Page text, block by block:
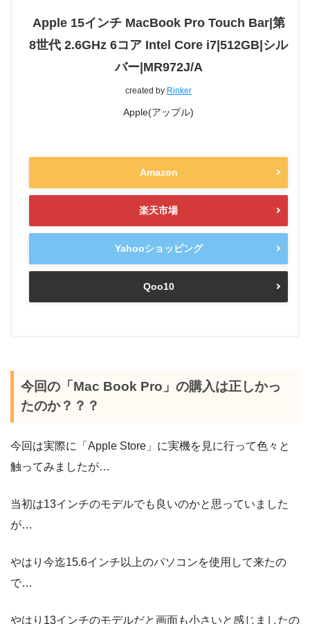
Apple 15インチ MacBook Pro Touch Bar|第
8世代 2.6GHz 6コア Intel Core i7|512GB|シル
バー|MR972J/A
created by Rinker
Apple(アップル)
Amazon
楽天市場
Yahooショッピング
Qoo10
今回の「Mac Book Pro」の購入は正しかっ
たのか？？？
今回は実際に「Apple Store」に実機を見に行って色々と
触ってみましたが…
当初は13インチのモデルでも良いのかと思っていました
が…
やはり今迄15.6インチ以上のパソコンを使用して来たの
で…
やはり13インチのモデルだと画面も小さいと感じましたの